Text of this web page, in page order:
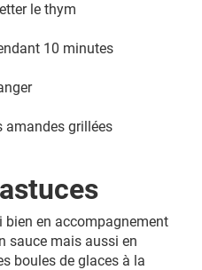
le thym
10 minutes
amandes grillées
bien en accompagnement
sauce mais aussi en
boules de glaces à la